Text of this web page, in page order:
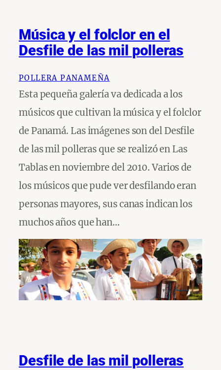
Música y el folclor en el
Desfile de las mil polleras
POLLERA PANAMEÑA
Esta pequeña galería va dedicada a los
músicos que cultivan la música y el folclor
de Panamá. Las imágenes son del Desfile
de las mil polleras que se realizó en Las
Tablas en noviembre del 2010. Varios de
los músicos que pude ver desfilando eran
personas mayores, sus canas indican los
muchos años que han…
Desfile de las mil polleras